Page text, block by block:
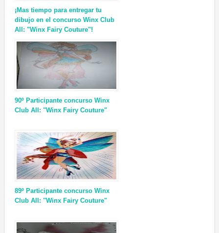
¡Mas tiempo para entregar tu
dibujo en el concurso Winx Club
All: "Winx Fairy Couture"!
90º Participante concurso Winx
Club All: "Winx Fairy Couture"
89º Participante concurso Winx
Club All: "Winx Fairy Couture"